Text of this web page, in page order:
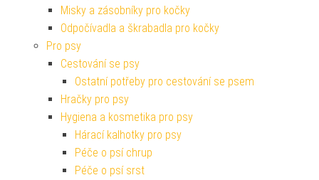
Misky a zásobníky pro kočky
Odpočívadla a škrabadla pro kočky
Pro psy
Cestování se psy
Ostatní potřeby pro cestování se psem
Hračky pro psy
Hygiena a kosmetika pro psy
Hárací kalhotky pro psy
Péče o psí chrup
Péče o psí srst